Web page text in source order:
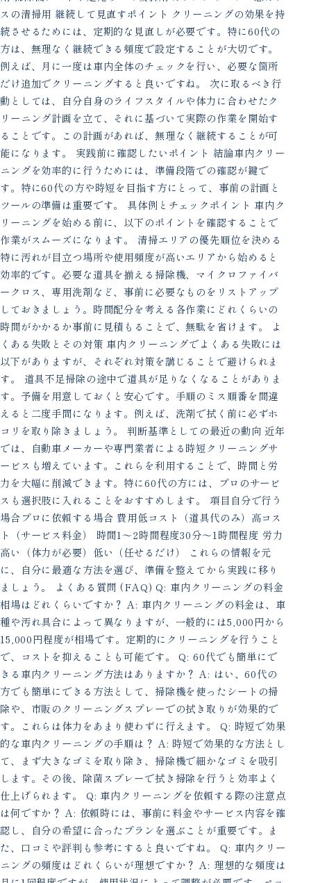
スの清掃用 継続して見直すポイント クリーニングの効果を持
続させるためには、定期的な見直しが必要です。特に60代の
方は、無理なく継続できる頻度で設定することが大切です。
例えば、月に一度は車内全体のチェックを行い、必要な箇所
だけ追加でクリーニングすると良いですね。 次に取るべき行
動としては、自分自身のライフスタイルや体力に合わせたク
リーニング計画を立て、それに基づいて実際の作業を開始す
ることです。この計画があれば、無理なく継続することが可
能になります。 実践前に確認したいポイント 結論車内クリー
ニングを効率的に行うためには、準備段階での確認が鍵で
す。特に60代の方や時短を目指す方にとって、事前の計画と
ツールの準備は重要です。 具体例とチェックポイント 車内ク
リーニングを始める前に、以下のポイントを確認することで
作業がスムーズになります。 清掃エリアの優先順位を決める
特に汚れが目立つ場所や使用頻度が高いエリアから始めると
効率的です。必要な道具を揃える掃除機、マイクロファイバ
ークロス、専用洗剤など、事前に必要なものをリストアップ
しておきましょう。時間配分を考える各作業にどれくらいの
時間がかかるか事前に見積もることで、無駄を省けます。 よ
くある失敗とその対策 車内クリーニングでよくある失敗には
以下がありますが、それぞれ対策を講じることで避けられま
す。 道具不足掃除の途中で道具が足りなくなることがありま
す。予備を用意しておくと安心です。手順のミス順番を間違
えると二度手間になります。例えば、洗剤で拭く前に必ずホ
コリを取り除きましょう。 判断基準としての最近の動向 近年
では、自動車メーカーや専門業者による時短クリーニングサ
ービスも増えています。これらを利用することで、時間と労
力を大幅に削減できます。特に60代の方には、プロのサービ
スも選択肢に入れることをおすすめします。 項目自分で行う
場合プロに依頼する場合 費用低コスト（道具代のみ）高コス
ト（サービス料金） 時間1〜2時間程度30分〜1時間程度 労力
高い（体力が必要）低い（任せるだけ） これらの情報を元
に、自分に最適な方法を選び、準備を整えてから実践に移り
ましょう。 よくある質問 (FAQ) Q: 車内クリーニングの料金
相場はどれくらいですか？ A: 車内クリーニングの料金は、車
種や汚れ具合によって異なりますが、一般的には5,000円から
15,000円程度が相場です。定期的にクリーニングを行うこと
で、コストを抑えることも可能です。 Q: 60代でも簡単にで
きる車内クリーニング方法はありますか？ A: はい、60代の
方でも簡単にできる方法として、掃除機を使ったシートの掃
除や、市販のクリーニングスプレーでの拭き取りが効果的で
す。これらは体力をあまり使わずに行えます。 Q: 時短で効果
的な車内クリーニングの手順は？ A: 時短で効果的な方法とし
て、まず大きなゴミを取り除き、掃除機で細かなゴミを吸引
します。その後、除菌スプレーで拭き掃除を行うと効率よく
仕上げられます。 Q: 車内クリーニングを依頼する際の注意点
は何ですか？ A: 依頼時には、事前に料金やサービス内容を確
認し、自分の希望に合ったプランを選ぶことが重要です。ま
た、口コミや評判も参考にすると良いですね。 Q: 車内クリー
ニングの頻度はどれくらいが理想ですか？ A: 理想的な頻度は